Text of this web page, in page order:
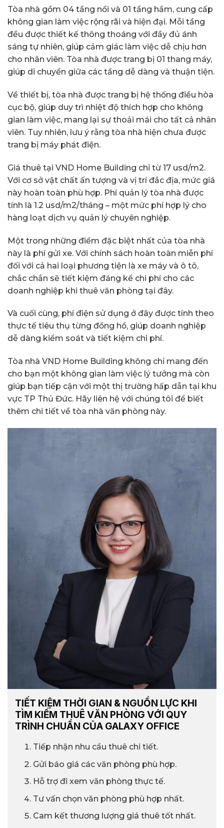
Tòa nhà gồm 04 tầng nổi và 01 tầng hầm, cung cấp
không gian làm việc rộng rãi và hiện đại. Mỗi tầng
đều được thiết kế thông thoáng với đầy đủ ánh
sáng tự nhiên, giúp cảm giác làm việc dễ chịu hơn
cho nhân viên. Tòa nhà được trang bị 01 thang máy,
giúp di chuyển giữa các tầng dễ dàng và thuận tiện.
Về thiết bị, tòa nhà được trang bị hệ thống điều hòa
cục bộ, giúp duy trì nhiệt độ thích hợp cho không
gian làm việc, mang lại sự thoải mái cho tất cả nhân
viên. Tuy nhiên, lưu ý rằng tòa nhà hiện chưa được
trang bị máy phát điện.
Giá thuê tại VND Home Building chỉ từ 17 usd/m2.
Với cơ sở vật chất ấn tượng và vị trí đắc địa, mức giá
này hoàn toàn phù hợp. Phí quản lý tòa nhà được
tính là 1.2 usd/m2/tháng – một mức phí hợp lý cho
hàng loạt dịch vụ quản lý chuyên nghiệp.
Một trong những điểm đặc biệt nhất của tòa nhà
này là phí gửi xe. Với chính sách hoàn toàn miễn phí
đối với cả hai loại phương tiện là xe máy và ô tô,
chắc chắn sẽ tiết kiệm đáng kể chi phí cho các
doanh nghiệp khi thuê văn phòng tại đây.
Và cuối cùng, phí điện sử dụng ở đây được tính theo
thực tế tiêu thụ từng đồng hồ, giúp doanh nghiệp
dễ dàng kiểm soát và tiết kiệm chi phí.
Tòa nhà VND Home Building không chỉ mang đến
cho bạn một không gian làm việc lý tưởng mà còn
giúp bạn tiếp cận với một thị trường hấp dẫn tại khu
vực TP Thủ Đức. Hãy liên hệ với chúng tôi để biết
thêm chi tiết về tòa nhà văn phòng này.
TIẾT KIỆM THỜI GIAN & NGUỒN LỰC KHI
TÌM KIẾM THUÊ VĂN PHÒNG VỚI QUY
TRÌNH CHUẨN CỦA GALAXY OFFICE
Tiếp nhận nhu cầu thuê chi tiết.
Gửi báo giá các văn phòng phù hợp.
Hỗ trợ đi xem văn phòng thực tế.
Tư vấn chọn văn phòng phù hợp nhất.
Cam kết thương lượng giá thuê tốt nhất.